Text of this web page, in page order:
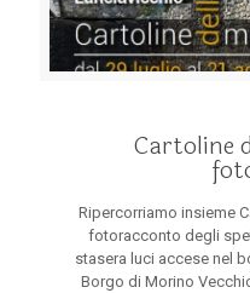
Cartoline
Ripercorriamo insieme
fotoracconto degli
stasera luci accese nel
Borgo di Morino